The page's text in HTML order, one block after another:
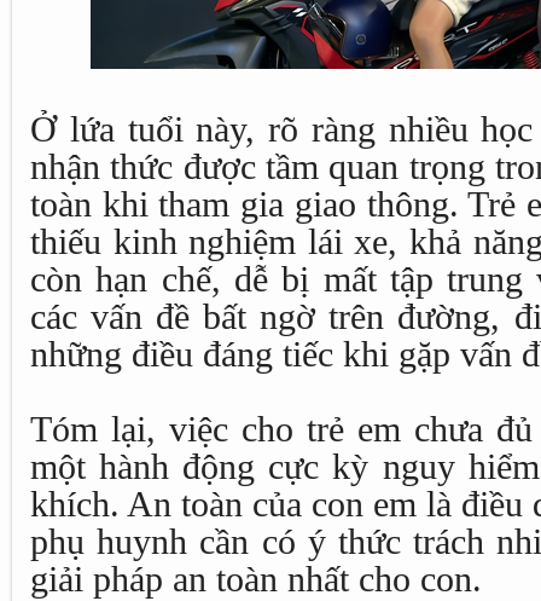
Ở lứa tuổi này, rõ ràng nhiều
nhận thức được tầm quan trọng
toàn khi tham gia giao thông. Trẻ
thiếu kinh nghiệm lái xe, khả
còn hạn chế, dễ bị mất tập
các vấn đề bất ngờ trên đường,
những điều đáng tiếc khi gặp vấn
Tóm lại, việc cho trẻ em chưa
một hành động cực kỳ nguy
khích. An toàn của con em là điều
phụ huynh cần có ý thức trách
giải pháp an toàn nhất cho con.